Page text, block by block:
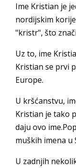
Ime Kristian je
nordijskim
"kristr", što
Uz to, ime
Kristian se prvi
Europe.
U kršćanstvu,
Kristian je tako
daju ovo
muških imena u
U zadnjih